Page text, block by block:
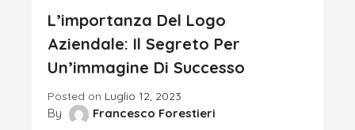
L’importanza Del Logo
Aziendale: Il Segreto Per
Un’immagine Di Successo
Posted on Luglio 12, 2023
By Francesco Forestieri